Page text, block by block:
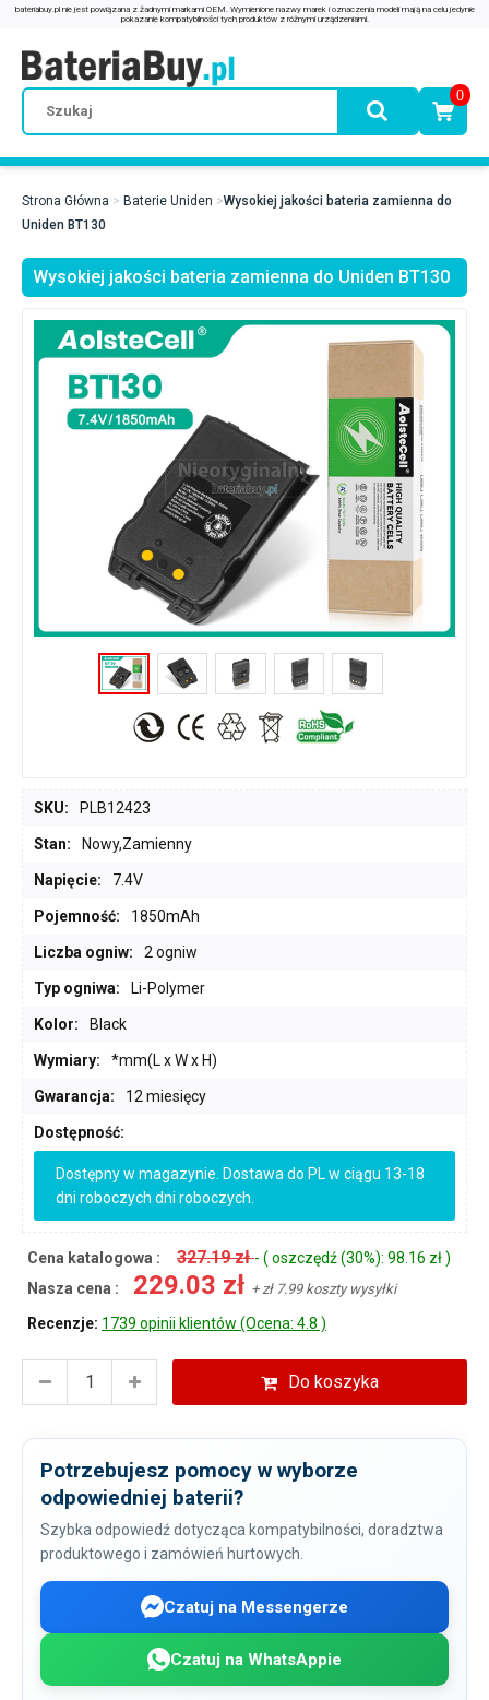
0
Strona Główna Baterie Uniden
Wysokiej jakości bateria zamienna do
Uniden BT130
Wysokiej jakości bateria zamienna do Uniden BT130
SKU: PLB12423
Stan: Nowy,Zamienny
Napięcie: 7.4V
Pojemność: 1850mAh
Liczba ogniw: 2 ogniw
Typ ogniwa: Li-Polymer
Kolor: Black
Wymiary: *mm(L x W x H)
Gwarancja: 12 miesięcy
Dostępność:
Dostępny w magazynie. Dostawa do PL w ciągu 13-18
dni roboczych dni roboczych.
Cena katalogowa : 327.19 zł- ( oszczędź (30%): 98.16 zł )
Nasza cena :
229.03 zł + zł 7.99 koszty wysyłki
Recenzje: 1739 opinii klientów (Ocena: 4.8 )
Do koszyka
Potrzebujesz pomocy w wyborze
odpowiedniej baterii?
Szybka odpowiedź dotycząca kompatybilności, doradztwa
produktowego i zamówień hurtowych.
Czatuj na Messengerze
Czatuj na WhatsAppie